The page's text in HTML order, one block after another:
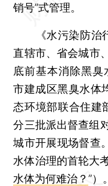
销号”式管理。
《水污染防治行
直辖市、省会城市
底前基本消除黑
市建成区黑臭水体
态环境部联合住建
分三批派出督查组
城市开展现场督查
水体治理的首轮大
水体为何难治？”）。